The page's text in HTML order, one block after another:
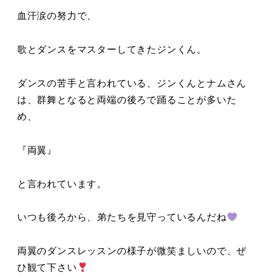
血汗涙の努力で、
歌とダンスをマスターしてきたジンくん。
ダンスの苦手と言われている、ジンくんとナムさん
は、群舞となると両端の後ろで踊ることが多いた
め、
『両翼』
と言われています。
いつも後ろから、弟たちを見守っているんだね
両翼のダンスレッスンの様子が微笑ましいので、ぜ
ひ観て下さい